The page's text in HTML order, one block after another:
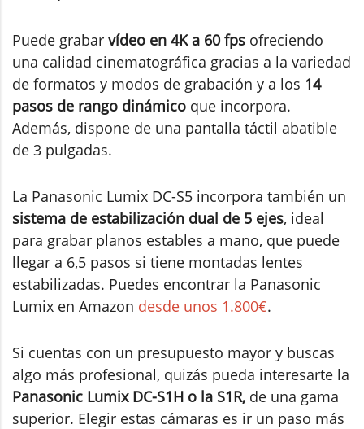
Puede grabar vídeo en 4K a 60 fps ofreciendo
una calidad cinematográfica gracias a la variedad
de formatos y modos de grabación y a los 14
pasos de rango dinámico que incorpora.
Además, dispone de una pantalla táctil abatible
de 3 pulgadas.
La Panasonic Lumix DC-S5 incorpora también un
sistema de estabilización dual de 5 ejes, ideal
para grabar planos estables a mano, que puede
llegar a 6,5 pasos si tiene montadas lentes
estabilizadas. Puedes encontrar la Panasonic
Lumix en Amazon desde unos 1.800€.
Si cuentas con un presupuesto mayor y buscas
algo más profesional, quizás pueda interesarte la
Panasonic Lumix DC-S1H o la S1R, de una gama
superior. Elegir estas cámaras es ir un paso más